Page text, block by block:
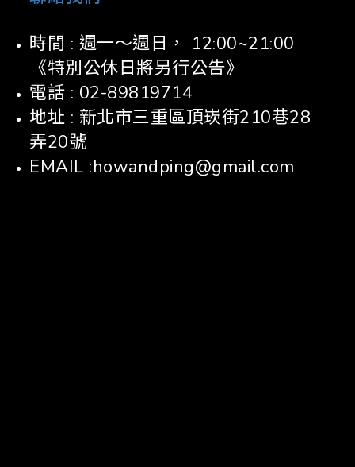
時間 : 週一～週日， 12:00~21:00
《特別公休日將另行公告》
電話 : 02-89819714
地址 : 新北市三重區頂崁街210巷28
弄20號
EMAIL :howandping@gmail.com